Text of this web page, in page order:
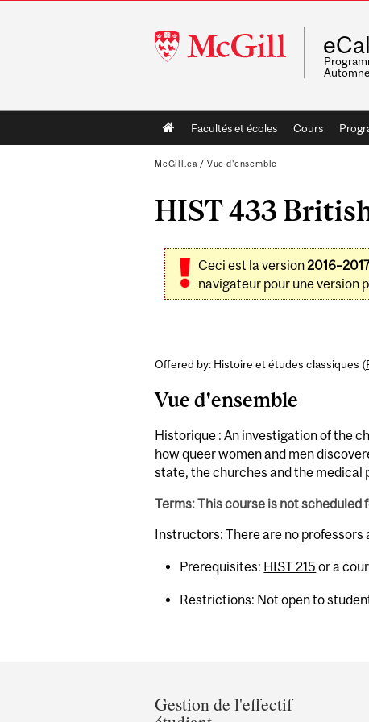
McGill
University
Main
navigation
Facultés et écoles Cours
McGill.ca / Vue d'ensemble
HIST 433
Ceci est la version
navigateur pour une version
Offered by: Histoire et études classiques (
Vue d'ensemble
Historique : An investigation of the
how queer women and men
state, the churches and the medical
Terms: This course is not scheduled
Instructors: There are no
Prerequisites: HIST 215 or a
Restrictions: Not open to
and
Gestion de l'effectif